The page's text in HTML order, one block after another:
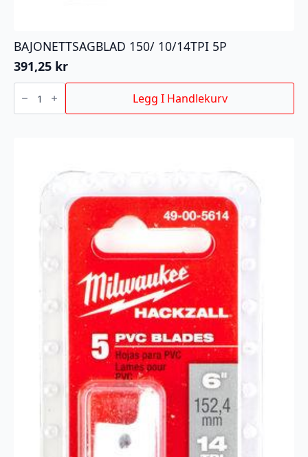
BAJONETTSAGBLAD 150/ 10/14TPI 5P
391,25 kr
BAJONETTSAGBLAD
150/
10/14TPI
5P
Legg I Handlekurv